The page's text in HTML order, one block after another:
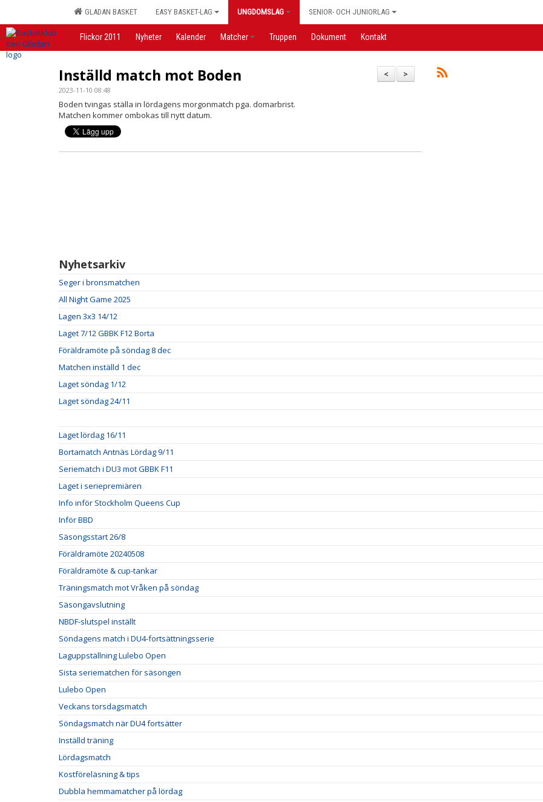
GLADAN BASKET EASY BASKET-LAG UNGDOMSLAG SENIOR- OCH JUNIORLAG
Flickor 2011 Nyheter Kalender Matcher Truppen Dokument Kontakt
>
<
Inställd match mot Boden
2023-11-10 08:48
Boden tvingas ställa in lördagens morgonmatch pga. domarbrist.
Matchen kommer ombokas till nytt datum.
Nyhetsarkiv
Seger i bronsmatchen
All Night Game 2025
Lagen 3x3 14/12
Laget 7/12 GBBK F12 Borta
Föräldramöte på söndag 8 dec
Matchen inställd 1 dec
Laget söndag 1/12
Laget söndag 24/11
Laget lördag 16/11
Bortamatch Antnäs Lördag 9/11
Seriematch i DU3 mot GBBK F11
Laget i seriepremiären
Info inför Stockholm Queens Cup
Inför BBD
Säsongsstart 26/8
Föräldramöte 20240508
Föräldramöte & cup-tankar
Träningsmatch mot Vråken på söndag
Säsongavslutning
NBDF-slutspel inställt
Söndagens match i DU4-fortsättningsserie
Laguppställning Lulebo Open
Sista seriematchen för säsongen
Lulebo Open
Veckans torsdagsmatch
Söndagsmatch när DU4 fortsätter
Inställd träning
Lördagsmatch
Kostföreläsning & tips
Dubbla hemmamatcher på lördag